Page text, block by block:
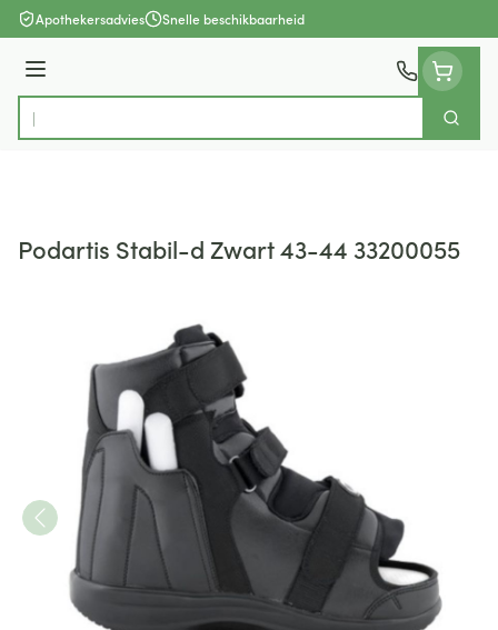
Ga naar de inhoud
Apothekersadvies Snelle beschikbaarheid
Menu
Product, merk, categorie...
Zoek
Podartis Stabil-d Zwart 43-44 33200055